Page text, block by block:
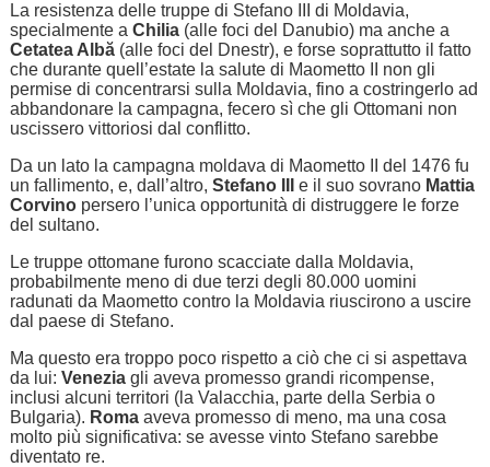
La resistenza delle truppe di Stefano III di Moldavia,
specialmente a Chilia(alle foci del Danubio) ma anche a
Cetatea Albă(alle foci del Dnestr), e forse soprattutto il fatto
che durante quell’estate la salute di Maometto II non gli
permise di concentrarsi sulla Moldavia, fino a costringerlo ad
abbandonare la campagna, fecero sì che gli Ottomani non
uscissero vittoriosi dal conflitto.
Da un lato la campagna moldava di Maometto II del 1476 fu
un fallimento, e, dall’altro, Stefano III e il suo sovrano Mattia
Corvinopersero l’unica opportunità di distruggere le forze
del sultano.
Le truppe ottomane furono scacciate dalla Moldavia,
probabilmente meno di due terzi degli 80.000 uomini
radunati da Maometto contro la Moldavia riuscirono a uscire
dal paese di Stefano.
Ma questo era troppo poco rispetto a ciò che ci si aspettava
da lui: Veneziagli aveva promesso grandi ricompense,
inclusi alcuni territori (la Valacchia, parte della Serbia o
Bulgaria). Romaaveva promesso di meno, ma una cosa
molto più significativa: se avesse vinto Stefano sarebbe
diventato re.